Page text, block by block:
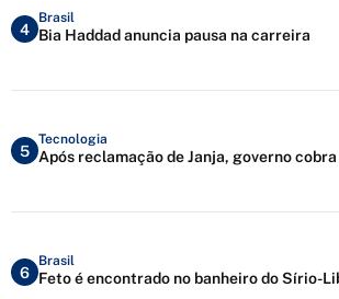
4
Brasil
Bia Haddad anuncia pausa na carreira
5
Tecnologia
Após reclamação de Janja, governo
6
Brasil
Feto é encontrado no banheiro do Sírio-